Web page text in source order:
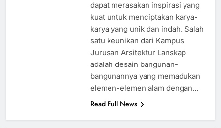
dapat merasakan inspirasi yang
kuat untuk menciptakan karya-
karya yang unik dan indah. Salah
satu keunikan dari Kampus
Jurusan Arsitektur Lanskap
adalah desain bangunan-
bangunannya yang memadukan
elemen-elemen alam dengan…
Read Full News